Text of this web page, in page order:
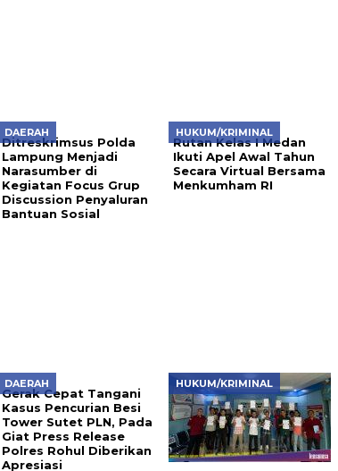
DAERAH
Ditreskrimsus Polda
Lampung Menjadi
Narasumber di
Kegiatan Focus Grup
Discussion Penyaluran
Bantuan Sosial
HUKUM/KRIMINAL
Rutan Kelas I Medan
Ikuti Apel Awal Tahun
Secara Virtual Bersama
Menkumham RI
DAERAH
Gerak Cepat Tangani
Kasus Pencurian Besi
Tower Sutet PLN, Pada
Giat Press Release
Polres Rohul Diberikan
Apresiasi
HUKUM/KRIMINAL